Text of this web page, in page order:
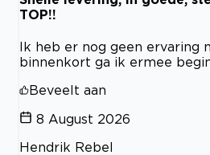
TOP!!
Ik heb er nog geen ervaring
binnenkort ga ik ermee
Beveelt aan
8 August 2026
Hendrik Rebel